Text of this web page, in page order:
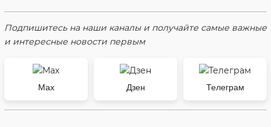
Подпишитесь на наши каналы и получайте самые важные
и интересные новости первым
Max Дзен Телеграм